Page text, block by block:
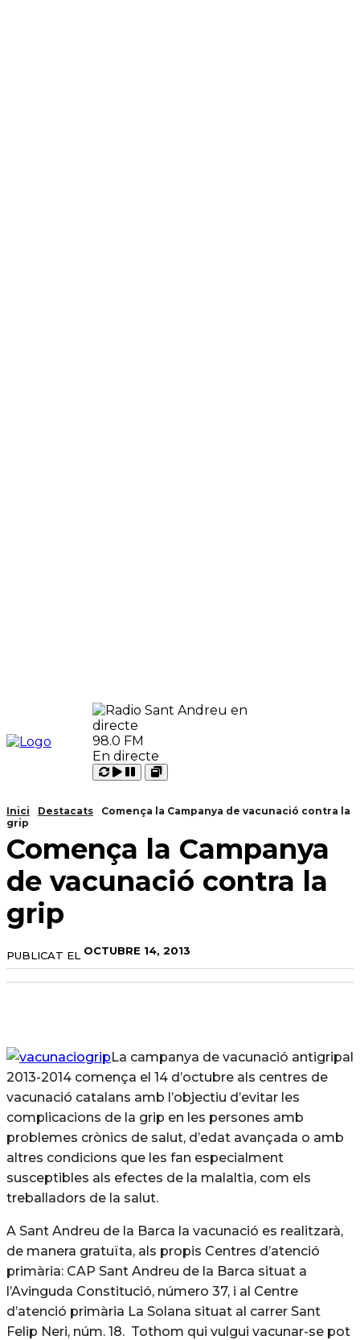
98.0 FM
En directe
Carregant
Reproduir
Pausar
Open
Inici Destacats
Comença la Campanya de vacunació contra la
grip
Comença la Campanya
de vacunació contra la
grip
PUBLICAT EL OCTUBRE 14, 2013
La campanya de vacunació antigripal
2013-2014 comença el 14 d’octubre als centres de
vacunació catalans amb l’objectiu d’evitar les
complicacions de la grip en les persones amb
problemes crònics de salut, d’edat avançada o amb
altres condicions que les fan especialment
susceptibles als efectes de la malaltia, com els
treballadors de la salut.
A Sant Andreu de la Barca la vacunació es realitzarà,
de manera gratuïta, als propis Centres d’atenció
primària: CAP Sant Andreu de la Barca situat a
l’Avinguda Constitució, número 37, i al Centre
d’atenció primària La Solana situat al carrer Sant
Felip Neri, núm. 18. Tothom qui vulgui vacunar-se pot